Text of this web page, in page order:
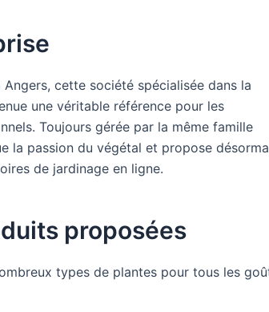
cette société spécialisée dans la
une véritable référence pour les
Toujours gérée par la même famille
la passion du végétal et propose
de jardinage en ligne.
proposées
types de plantes pour tous les